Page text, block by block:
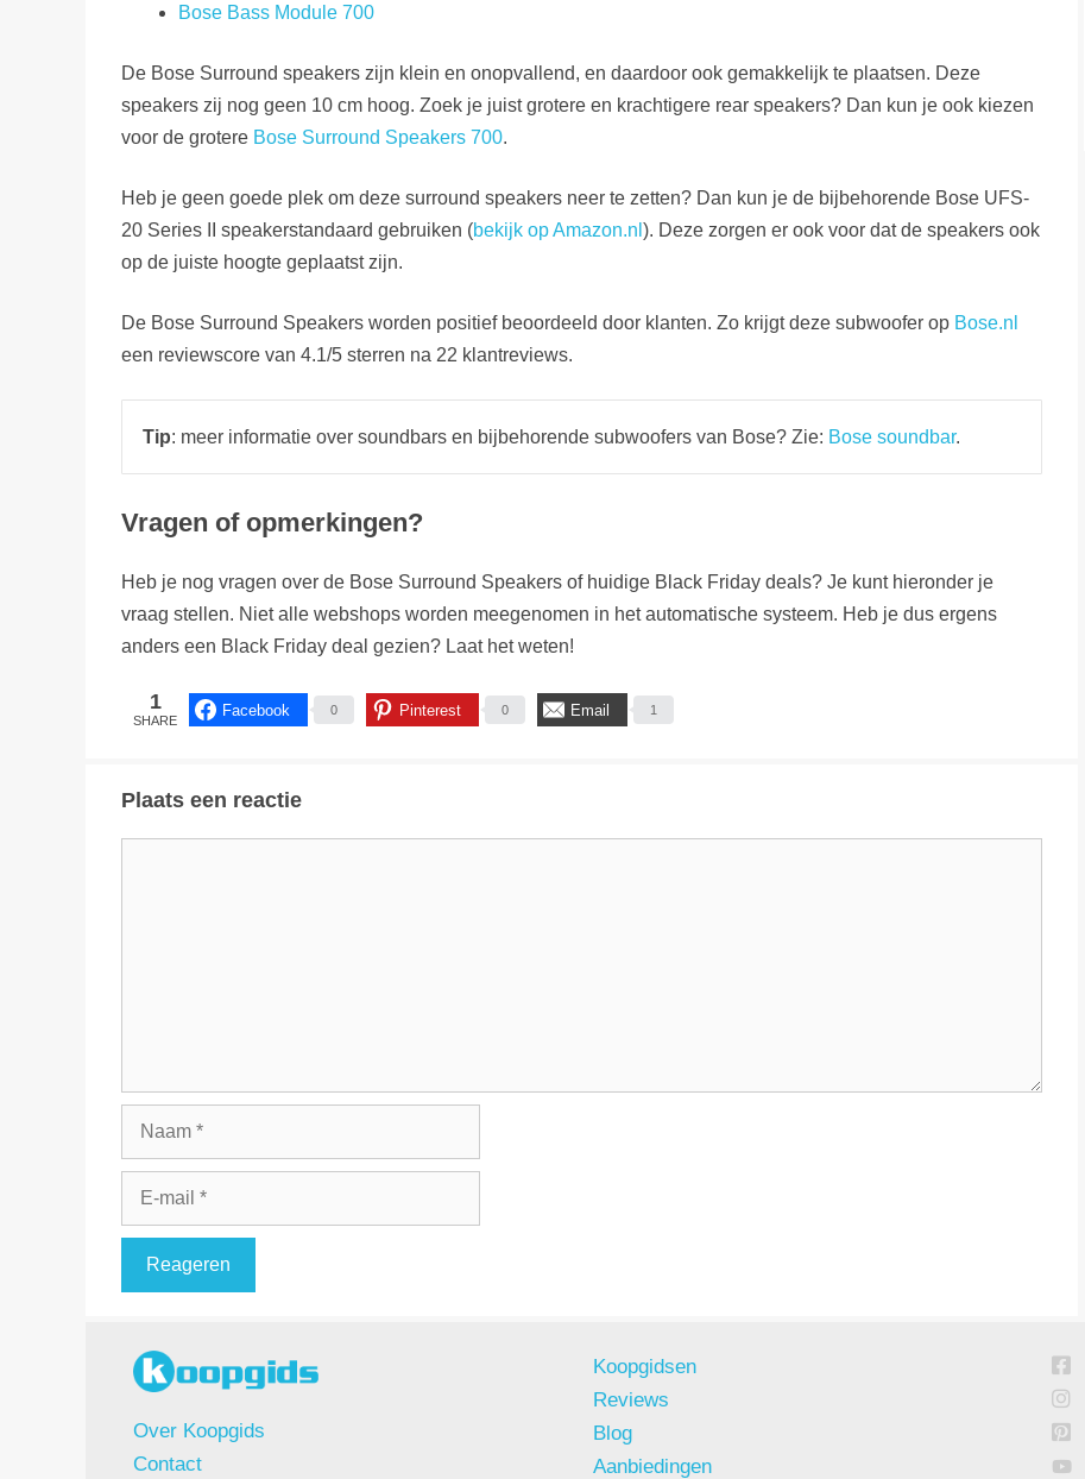
Bose Bass Module 700
De Bose Surround speakers zijn klein en onopvallend, en daardoor ook gemakkelijk te plaatsen. Deze
speakers zij nog geen 10 cm hoog. Zoek je juist grotere en krachtigere rear speakers? Dan kun je ook kiezen
voor de grotere Bose Surround Speakers 700.
Heb je geen goede plek om deze surround speakers neer te zetten? Dan kun je de bijbehorende Bose UFS-
20 Series II speakerstandaard gebruiken (bekijk op Amazon.nl ). Deze zorgen er ook voor dat de speakers ook
op de juiste hoogte geplaatst zijn.
De Bose Surround Speakers worden positief beoordeeld door klanten. Zo krijgt deze subwoofer op Bose.nl
een reviewscore van 4.1/5 sterren na 22 klantreviews.
Tip: meer informatie over soundbars en bijbehorende subwoofers van Bose? Zie: Bose soundbar.
Vragen of opmerkingen?
Heb je nog vragen over de Bose Surround Speakers of huidige Black Friday deals? Je kunt hieronder je
vraag stellen. Niet alle webshops worden meegenomen in het automatische systeem. Heb je dus ergens
anders een Black Friday deal gezien? Laat het weten!
1
SHARE
Facebook 0 Pinterest 0 Email 1
Plaats een reactie
Naam
Over Koopgids
Contact
Koopgidsen
Reviews
Blog
Aanbiedingen